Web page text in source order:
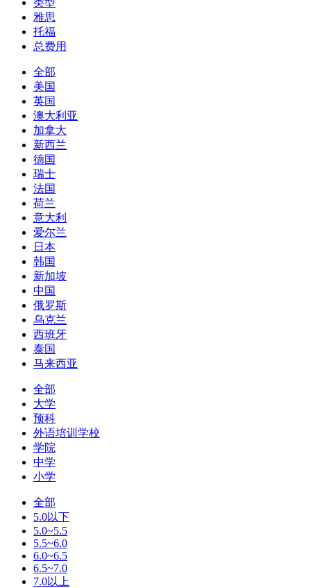
雅思
托福
总费用
全部
美国
英国
澳大利亚
加拿大
新西兰
德国
瑞士
法国
荷兰
意大利
爱尔兰
日本
韩国
新加坡
中国
俄罗斯
乌克兰
西班牙
泰国
马来西亚
全部
大学
预科
外语培训学校
学院
中学
小学
全部
5.0以下
5.0~5.5
5.5~6.0
6.0~6.5
6.5~7.0
7.0以上